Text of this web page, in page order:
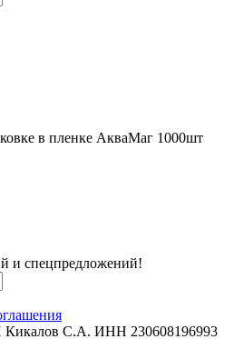
в пленке АкваМаг 1000шт
и спецпредложений!
С.А. ИНН 230608196993